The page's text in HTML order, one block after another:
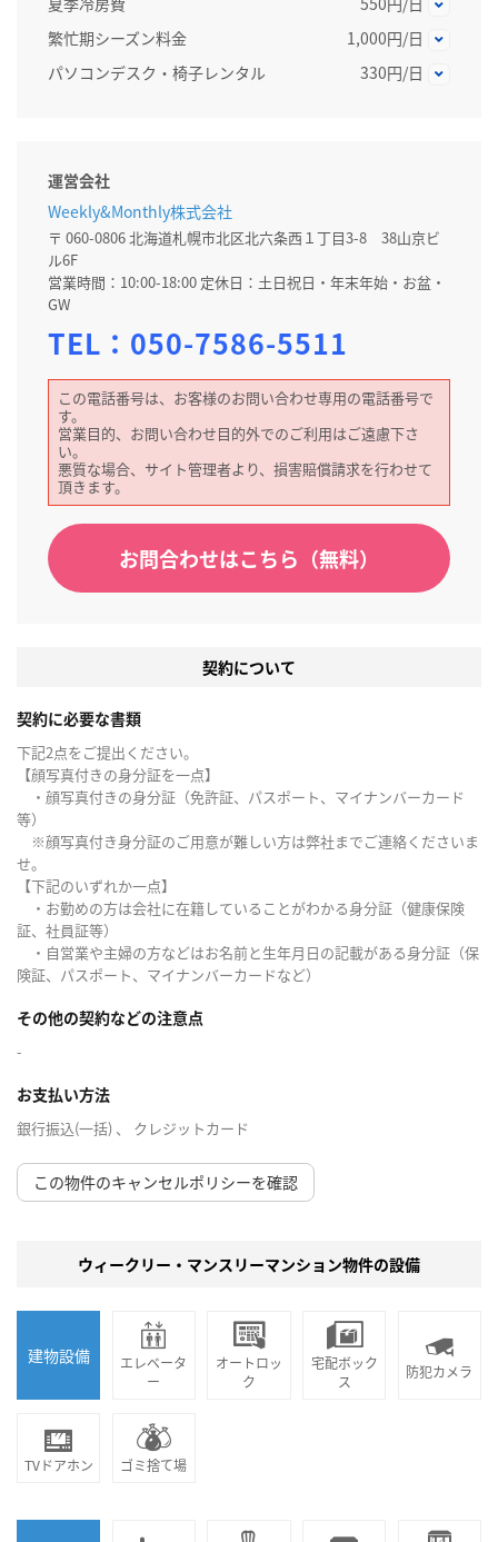
繁忙期シーズン料金
1,000円/日
パソコンデスク・椅子レンタル
330円/日
運営会社
Weekly&Monthly株式会社
〒 060-0806 北海道札幌市北区北六条西１丁目3-8 38山京ビ
ル6F
営業時間：10:00-18:00 定休日：土日祝日・年末年始・お盆・
GW
TEL： 050-7586-5511
この電話番号は、お客様のお問い合わせ専用の電話番号で
す。
営業目的、お問い合わせ目的外でのご利用はご遠慮下さ
い。
悪質な場合、サイト管理者より、損害賠償請求を行わせて
頂きます。
お問合わせはこちら（無料）
契約について
契約に必要な書類
下記2点をご提出ください。
【顔写真付きの身分証を一点】
・顔写真付きの身分証（免許証、パスポート、マイナンバーカード
等）
※顔写真付き身分証のご用意が難しい方は弊社までご連絡くださいま
せ。
【下記のいずれか一点】
・お勤めの方は会社に在籍していることがわかる身分証（健康保険
証、社員証等）
・自営業や主婦の方などはお名前と生年月日の記載がある身分証（保
険証、パスポート、マイナンバーカードなど）
その他の契約などの注意点
-
お支払い方法
銀行振込(一括) 、 クレジットカード
この物件のキャンセルポリシーを確認
ウィークリー・マンスリーマンション物件の設備
建物設備
エレベータ
ー
オートロッ
ク
宅配ボック
ス
防犯カメラ
TVドアホン ゴミ捨て場